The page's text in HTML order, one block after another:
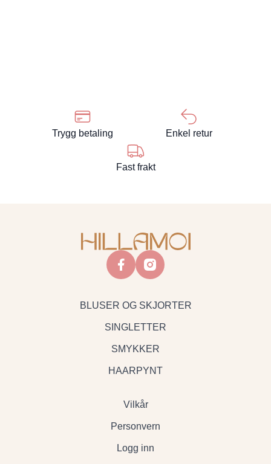
Trygg betaling Enkel retur
Fast frakt
facebookinstagram
BLUSER OG SKJORTER
SINGLETTER
SMYKKER
HAARPYNT
Vilkår
Personvern
Logg inn